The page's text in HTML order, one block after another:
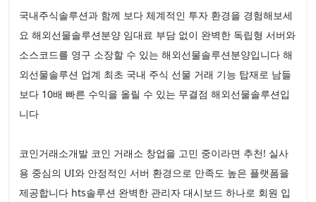
국내주식솔루션과 함께 보다 체계적인 투자 환경을 경험해보세
요 해외선물솔루션분양 임대료 부담 없이 완벽한 독립형 서버와
소스코드를 영구 소장할 수 있는 해외선물솔루션분양입니다 해
외선물솔루션 업계 최초 국내 주식 선물 거래 기능 탑재로 남들
보다 10배 빠른 수익을 올릴 수 있는 무결점 해외선물솔루션입
니다
코인거래소개발 코인 거래소 창업을 고민 중이라면 추천! 실사
용 중심의 UI와 안정적인 서버 환경으로 만족도 높은 플랫폼을
제공합니다 hts솔루션 완벽한 관리자 대시보드 하나로 회원 입